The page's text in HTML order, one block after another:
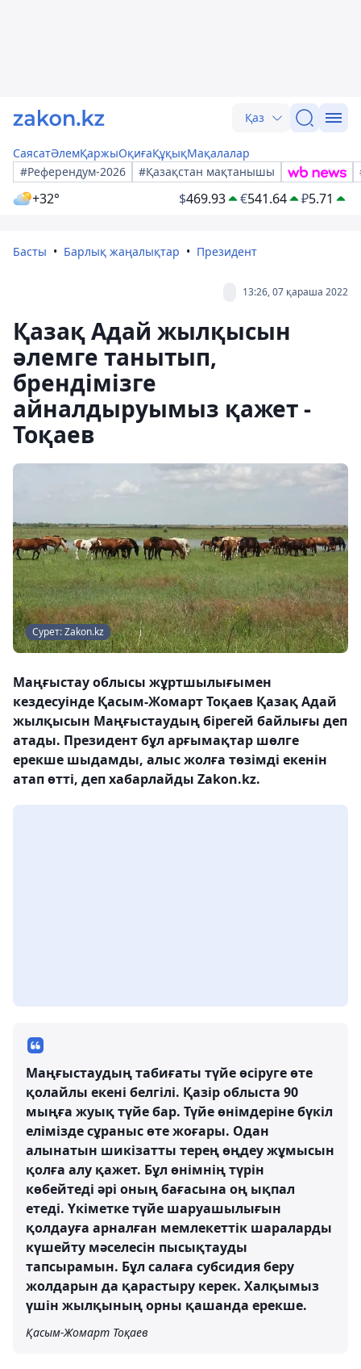
Қаз
СаясатӘлемҚаржыОқиғаҚұқықМақалалар
#Референдум-2026
#Қазақстан мақтанышы
+32° $469.93 €541.64 ₽5.71
Басты Барлық жаңалықтар Президент
13:26, 07 қараша 2022
Қазақ Адай жылқысын
әлемге танытып,
брендімізге
айналдыруымыз қажет -
Тоқаев
Сурет: Zakon.kz
Маңғыстау облысы жұртшылығымен
кездесуінде Қасым-Жомарт Тоқаев Қазақ Адай
жылқысын Маңғыстаудың бірегей байлығы деп
атады. Президент бұл арғымақтар шөлге
ерекше шыдамды, алыс жолға төзімді екенін
атап өтті, деп хабарлайды Zakon.kz.
Маңғыстаудың табиғаты түйе өсіруге өте
қолайлы екені белгілі. Қазір облыста 90
мыңға жуық түйе бар. Түйе өнімдеріне бүкіл
елімізде сұраныс өте жоғары. Одан
алынатын шикізатты терең өңдеу жұмысын
қолға алу қажет. Бұл өнімнің түрін
көбейтеді әрі оның бағасына оң ықпал
етеді. Үкіметке түйе шаруашылығын
қолдауға арналған мемлекеттік шараларды
күшейту мәселесін пысықтауды
тапсырамын. Бұл салаға субсидия беру
жолдарын да қарастыру керек. Халқымыз
үшін жылқының орны қашанда ерекше.
Қасым-Жомарт Тоқаев